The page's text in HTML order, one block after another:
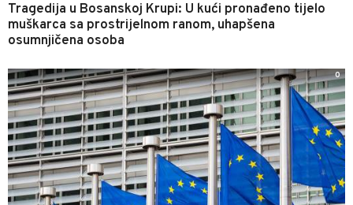
Tragedija u Bosanskoj Krupi: U kući pronađeno tijelo
muškarca sa prostrijelnom ranom, uhapšena
osumnjičena osoba
0